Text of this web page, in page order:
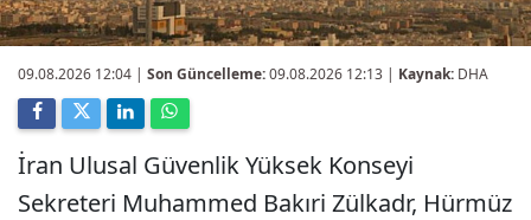
09.08.2026 12:04 | Son Güncelleme:09.08.2026 12:13 | Kaynak: DHA
İran Ulusal Güvenlik Yüksek Konseyi
Sekreteri Muhammed Bakıri Zülkadr, Hürmüz